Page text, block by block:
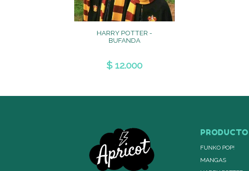
HARRY POTTER -
BUFANDA
$ 12.000
PRODUCTO
FUNKO POP!
MANGAS